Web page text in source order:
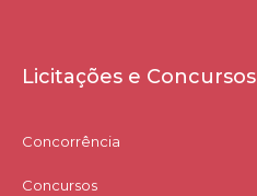
Licitações e Concursos
Concorrência
Concursos